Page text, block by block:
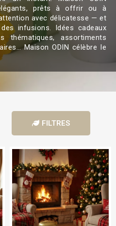
prêts à offrir ou à
avec délicatesse — et
infusions. Idées cadeaux
assortiments
Maison ODIN célèbre le
FILTRES